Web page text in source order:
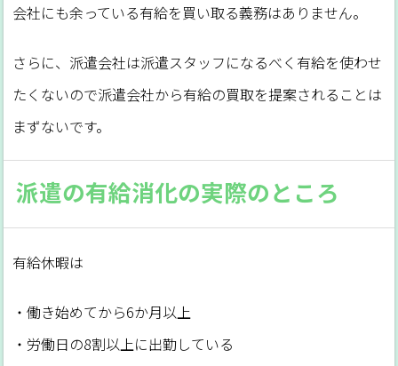
会社にも余っている有給を買い取る義務はありません。
さらに、派遣会社は派遣スタッフになるべく有給を使わせ
たくないので派遣会社から有給の買取を提案されることは
まずないです。
派遣の有給消化の実際のところ
有給休暇は
・働き始めてから6か月以上
・労働日の8割以上に出勤している